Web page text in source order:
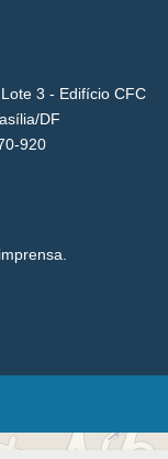
3 - Edifício CFC
DF
920